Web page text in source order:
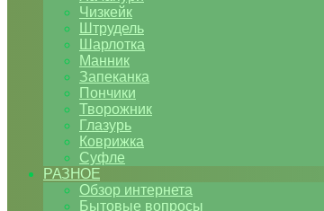
Чизкейк
Штрудель
Шарлотка
Манник
Запеканка
Пончики
Творожник
Глазурь
Коврижка
Суфле
РАЗНОЕ
Обзор интернета
Бытовые вопросы